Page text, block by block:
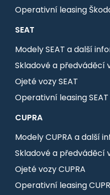
Operativní leasing
SEAT
Modely SEAT a další
Skladové a předváděcí
Ojeté vozy SEAT
Operativní leasing SEAT
CUPRA
Modely CUPRA a další
Skladové a předváděcí
Ojeté vozy CUPRA
Operativní leasing